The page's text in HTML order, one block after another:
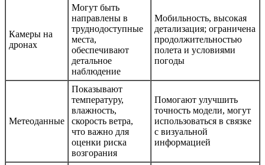
Камеры на
дронах
Могут быть
направлены в
труднодоступные
места,
обеспечивают
детальное
наблюдение
Мобильность, высокая
детализация; ограничена
продолжительностью
полета и условиями
погоды
Метеоданные
Показывают
температуру,
влажность,
скорость ветра,
что важно для
оценки риска
возгорания
Помогают улучшить
точность модели, могут
использоваться в связке
с визуальной
информацией